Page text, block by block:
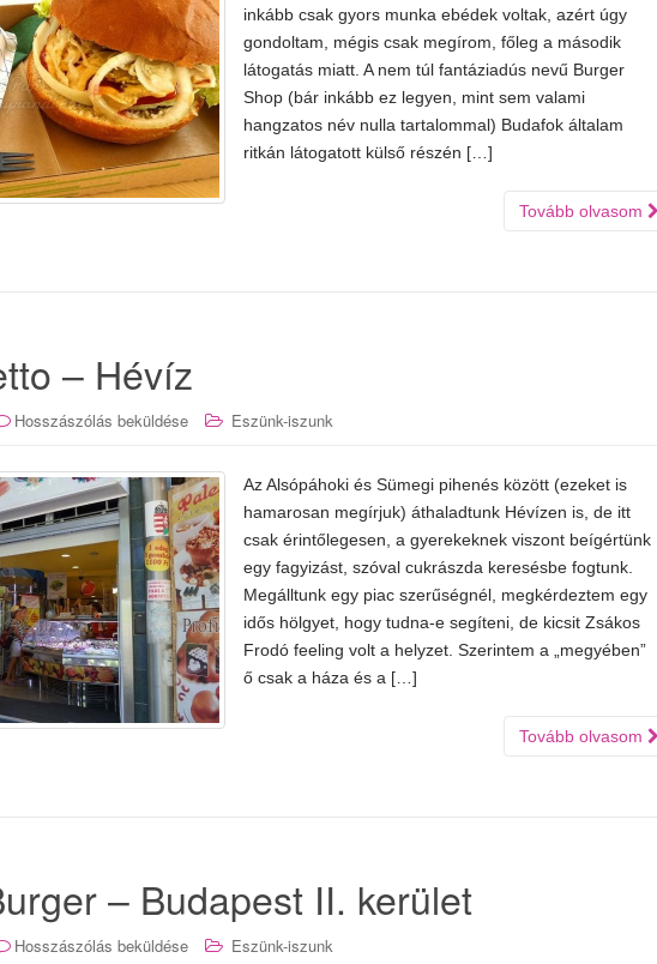
inkább csak gyors munka ebédek voltak, azért úgy
gondoltam, mégis csak megírom, főleg a második
látogatás miatt. A nem túl fantáziadús nevű Burger
Shop (bár inkább ez legyen, mint sem valami
hangzatos név nulla tartalommal) Budafok általam
ritkán látogatott külső részén […]
Tovább olvasom
– Hévíz
Hosszászólás beküldése Eszünk-iszunk
Az Alsópáhoki és Sümegi pihenés között (ezeket is
hamarosan megírjuk) áthaladtunk Hévízen is, de itt
csak érintőlegesen, a gyerekeknek viszont beígértünk
egy fagyizást, szóval cukrászda keresésbe fogtunk.
Megálltunk egy piac szerűségnél, megkérdeztem egy
idős hölgyet, hogy tudna-e segíteni, de kicsit Zsákos
Frodó feeling volt a helyzet. Szerintem a „megyében”
ő csak a háza és a […]
Tovább olvasom
– Budapest II. kerület
Hosszászólás beküldése Eszünk-iszunk